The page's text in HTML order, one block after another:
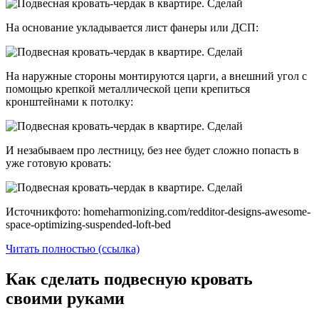
На основание укладывается лист фанеры или ДСП:
На наружные стороны монтируются царги, а внешний угол с
помощью крепкой металлической цепи крепиться
кронштейнами к потолку:
И незабываем про лестницу, без нее будет сложно попасть в
уже готовую кровать:
Источникфото: homeharmonizing.com/redditor-designs-awesome-
space-optimizing-suspended-loft-bed
Читать полностью (ссылка)
Как сделать подвесную кровать
своими руками